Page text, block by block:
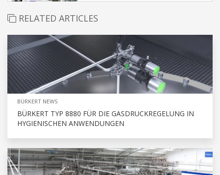
RELATED ARTICLES
BÜRKERT NEWS
BÜRKERT TYP 8880 FÜR DIE GASDRUCKREGELUNG IN
HYGIENISCHEN ANWENDUNGEN